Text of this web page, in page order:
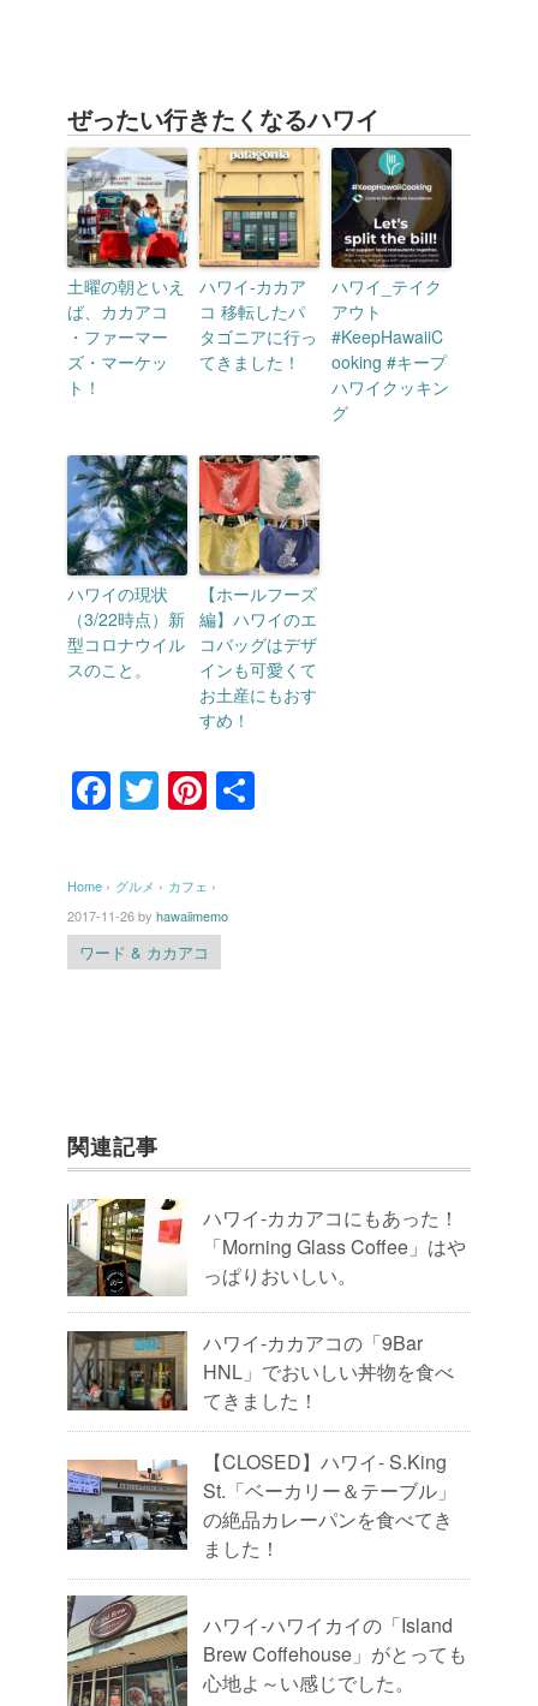
ぜったい行きたくなるハワイ
土曜の朝といえ
ば、カカアコ
・ファーマー
ズ・マーケッ
ト！
ハワイ-カカア
コ 移転したパ
タゴニアに行っ
てきました！
ハワイ_テイク
アウト
#KeepHawaiiC
ooking #キープ
ハワイクッキン
グ
ハワイの現状
（3/22時点）新
型コロナウイル
スのこと。
【ホールフーズ
編】ハワイのエ
コバッグはデザ
インも可愛くて
お土産にもおす
すめ！
F
a
c
e
b
o
T
wi
tt
er
Pi
nt
e
st
Home › グルメ › カフェ ›
2017-11-26by hawaiimemo
ワード & カカアコ
関連記事
ハワイ-カカアコにもあった！
「Morning Glass Coffee」はや
っぱりおいしい。
ハワイ-カカアコの「9Bar
HNL」でおいしい丼物を食べ
てきました！
【CLOSED】ハワイ- S.King
St.「ベーカリー＆テーブル」
の絶品カレーパンを食べてき
ました！
ハワイ-ハワイカイの「Island
Brew Coffehouse」がとっても
心地よ～い感じでした。